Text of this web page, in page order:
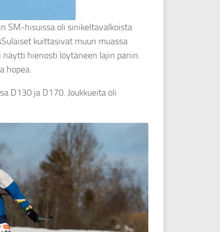
SM-hisuissa oli sinikeltavalkoista
kuittasivat muun muassa
hienosti löytäneen lajin pariin.
hopea.
D130 ja D170. Joukkueita oli